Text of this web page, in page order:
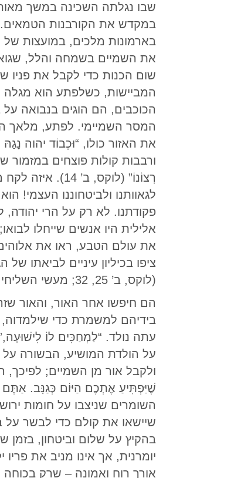
שבו נגלתה השכינה במשך
במקדש את הקורבנות הטמאים.
בארמונות מלכים, במועצות
את השמיים בשמחה והלל,
שום הכנות כדי לקבל את
המביישות, כשלפתע הוא מגלה
הכוכבים, הם הוגים בנבואה
המסר השמיימי. לפתע, מלאך
את האזור כולו, “וּכְבוֹד יהוה
ורבבות קולות פוצחים
רְצוֹנוֹ” (לוקס,
לגאוותנו ולביטחוננו העצמי!
פקודתנו. לא רק על הרי
אלילית היו אנשים שייחלו
את עולם הטבע, ראו את אלוהים
ציפו בכיליון עיניים לביאתו
(לוקס, ב’ 25, 32; מעשי השליחים, י”ג 47).
הם חיפשו אחר האור, והאור
בידיהם למשמרת כדי
על הולדת המושיע, הבשורה
ולקבל אור מן השמיים; לפיכך,
השומרים שניצבו על חומות
שיישאו את קולם כדי לבשר על
בהקיץ על שלום וביטחון,
יומרנית, אך אינו מניב את
אורך רוח ואמונה – שרק